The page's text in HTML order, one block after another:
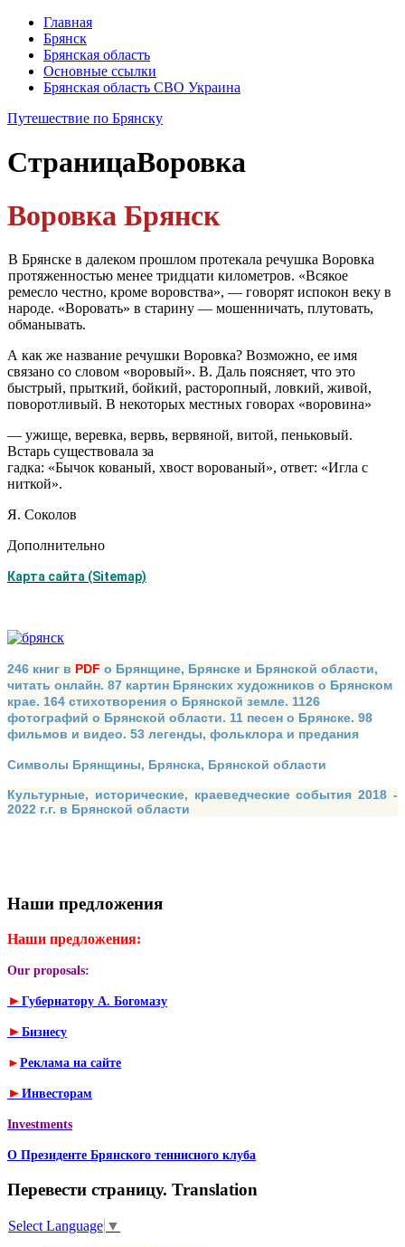
Главная
Брянск
Брянская область
Основные ссылки
Брянская область СВО Украина
Путешествие по Брянску
СтраницаВоровка
Воровка Брянск
В Брянске в далеком прошлом протекала речушка Воровка
протяженностью менее тридцати километров. «Всякое
ремесло честно, кроме воровства», — го­ворят испокон веку в
народе. «Воровать» в старину — мошенничать, плутовать,
обманывать.
А как же название речушки Воровка? Возможно, ее имя
связано со словом «воровый». В. Даль поясняет, что это
быстрый, прыткий, бойкий, растороп­ный, ловкий, живой,
поворотливый. В некоторых местных говорах «воровина»
— ужище, веревка, вервь, вервяной, витой, пеньковый.
Встарь существовала за­
гадка: «Бычок кованый, хвост ворованый», ответ: «Игла с
ниткой».
Я. Соколов
Дополнительно
Карта сайта (Sitemap)
246 книг в PDF о Брянщине, Брянске и Брянской области,
читать онлайн. 87 картин Брянских художников о Брянском
крае. 164 стихотворения о Брянской земле. 1126
фотографий о Брянской области. 11 песен о Брянске. 98
фильмов и видео. 53 легенды, фольклора и предания
Символы Брянщины, Брянска, Брянской области
Культурные, исторические, краеведческие события 2018 -
2022 г.г. в Брянской области
Наши предложения
Наши предложения:
Our proposals:
► Губернатору А. Богомазу
► Бизнесу
► Реклама на сайте
► Инвесторам
Investments
О Президенте Брянского теннисного клуба
Перевести страницу. Translation
Select Language ▼